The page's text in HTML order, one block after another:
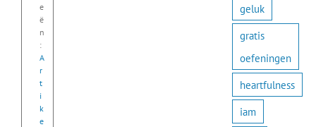
e
ë
n
:
A
r
t
i
k
e
geluk
gratis
oefeningen
heartfulness
iam